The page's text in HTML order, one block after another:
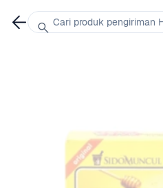
Cari produk pengiriman